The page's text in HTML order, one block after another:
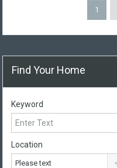
1
Find Your Home
Keyword
Location
Please text